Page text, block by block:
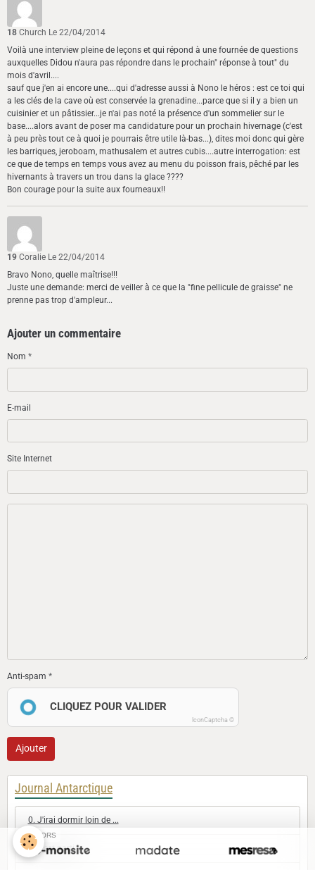
18 Church Le 22/04/2014
Voilà une interview pleine de leçons et qui répond à une fournée de questions
auxquelles Didou n'aura pas répondre dans le prochain" réponse à tout" du
mois d'avril....
sauf que j'en ai encore une....qui d'adresse aussi à Nono le héros : est ce toi qui
a les clés de la cave où est conservée la grenadine...parce que si il y a bien un
cuisinier et un pâtissier...je n'ai pas noté la présence d'un sommelier sur le
base....alors avant de poser ma candidature pour un prochain hivernage (c'est
à peu près tout ce à quoi je pourrais être utile là-bas...), dites moi donc qui gère
les barriques, jeroboam, mathusalem et autres cubis....autre interrogation: est
ce que de temps en temps vous avez au menu du poisson frais, pêché par les
hivernants à travers un trou dans la glace ????
Bon courage pour la suite aux fourneaux!!
19 Coralie Le 22/04/2014
Bravo Nono, quelle maîtrise!!!
Juste une demande: merci de veiller à ce que la "fine pellicule de graisse" ne
prenne pas trop d'ampleur...
Ajouter un commentaire
Nom
E-mail
Site Internet
Anti-spam
CLIQUEZ POUR VALIDER
IconCaptcha ©
Ajouter
Journal Antarctique
0. J'irai dormir loin de ...
1. Il est parti...
SPONSORS